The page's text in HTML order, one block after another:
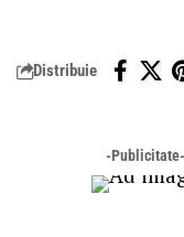
Distribuie
-Publicitate-